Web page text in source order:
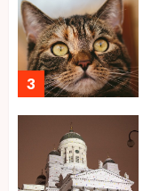
3